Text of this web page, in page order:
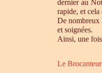
dernier au
rapide, et
De nombreux
et soignées.
Ainsi, une
Le Brocanteur